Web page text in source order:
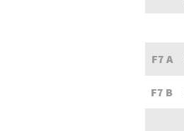
F7 A
F7 B